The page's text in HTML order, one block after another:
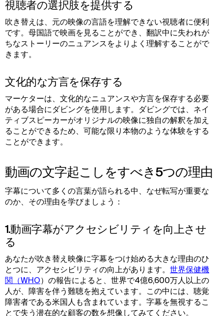
視聴者の選択肢を提供する
吹き替えは、元の映像の言語を理解できない視聴者に便利
です。母国語で映画を見ることができ、翻訳中に失われが
ちなストーリーのニュアンスをよりよく理解することがで
きます。
文化的な方言を保存する
マーケターは、文化的なニュアンスや方言を保存する必要
がある場合にダビングを使用します。ダビングでは、ネイ
ティブスピーカーがオリジナルの映像に独自の解釈を加え
ることができるため、可能な限り本物のような体験をする
ことができます。
動画の文字起こしをすべき5つの理由
字幕について多くの言葉が語られる中、なぜ転写が重要な
のか、その理由を学びましょう：
1.動画字幕がアクセシビリティを向上させ
る
あなたが吹き替え映像に字幕をつけ始める大きな理由のひ
とつに、アクセシビリティの向上があります。 世界保健機
関（WHO）の報告によると、世界で4億6,600万人以上の
人が、障害を伴う難聴を抱えています。この中には、聴覚
障害者である米国人も含まれています。字幕を無視するこ
とで失う潜在的な顧客の数を想像してみてください。